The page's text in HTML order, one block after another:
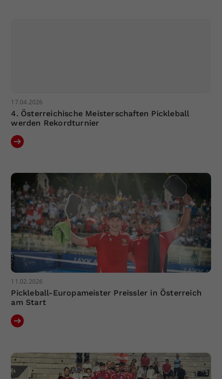
17.04.2026
4. Österreichische Meisterschaften Pickleball
werden Rekordturnier
11.02.2026
Pickleball-Europameister Preissler in Österreich
am Start